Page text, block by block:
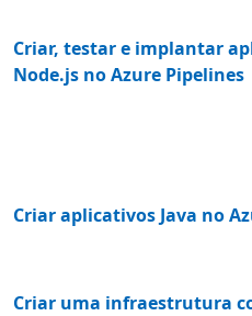
Criar, testar e implantar
Node.js no Azure Pipelines
Criar aplicativos Java no
Criar uma infraestrutura